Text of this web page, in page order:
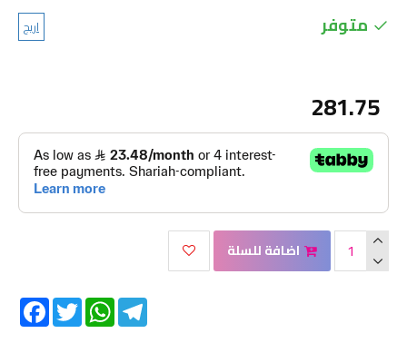
متوفر اريج
281.75
اضافة للسلة
Twitter
WhatsAppTelegram